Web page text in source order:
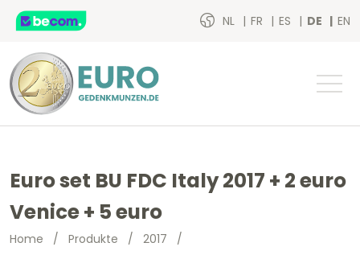
NL FR ES DE EN
Euro set BU FDC Italy 2017 + 2 euro
Venice + 5 euro
Home / Produkte / 2017 /